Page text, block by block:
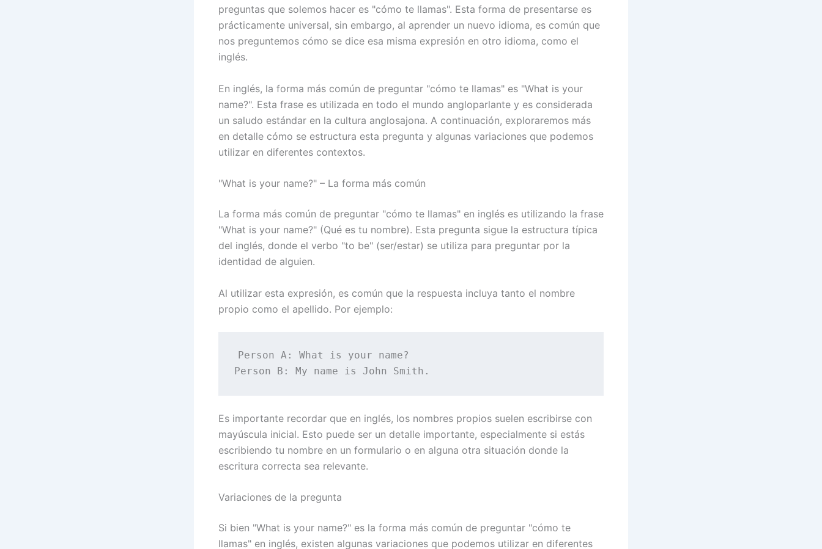
preguntas que solemos hacer es "cómo te llamas". Esta forma de presentarse es
prácticamente universal, sin embargo, al aprender un nuevo idioma, es común que
nos preguntemos cómo se dice esa misma expresión en otro idioma, como el
inglés.
En inglés, la forma más común de preguntar "cómo te llamas" es "What is your
name?". Esta frase es utilizada en todo el mundo angloparlante y es considerada
un saludo estándar en la cultura anglosajona. A continuación, exploraremos más
en detalle cómo se estructura esta pregunta y algunas variaciones que podemos
utilizar en diferentes contextos.
"What is your name?" – La forma más común
La forma más común de preguntar "cómo te llamas" en inglés es utilizando la frase
"What is your name?" (Qué es tu nombre). Esta pregunta sigue la estructura típica
del inglés, donde el verbo "to be" (ser/estar) se utiliza para preguntar por la
identidad de alguien.
Al utilizar esta expresión, es común que la respuesta incluya tanto el nombre
propio como el apellido. Por ejemplo:
Person A: What is your name?
Es importante recordar que en inglés, los nombres propios suelen escribirse con
mayúscula inicial. Esto puede ser un detalle importante, especialmente si estás
escribiendo tu nombre en un formulario o en alguna otra situación donde la
escritura correcta sea relevante.
Variaciones de la pregunta
Si bien "What is your name?" es la forma más común de preguntar "cómo te
llamas" en inglés, existen algunas variaciones que podemos utilizar en diferentes